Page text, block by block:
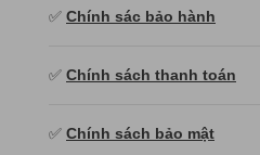
✅ Chính sác bảo hành
✅ Chính sách thanh toán
✅ Chính sách bảo mật